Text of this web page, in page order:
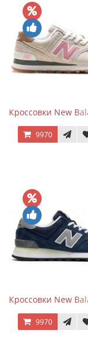
Кроссовки New
9970
Кроссовки New
9970